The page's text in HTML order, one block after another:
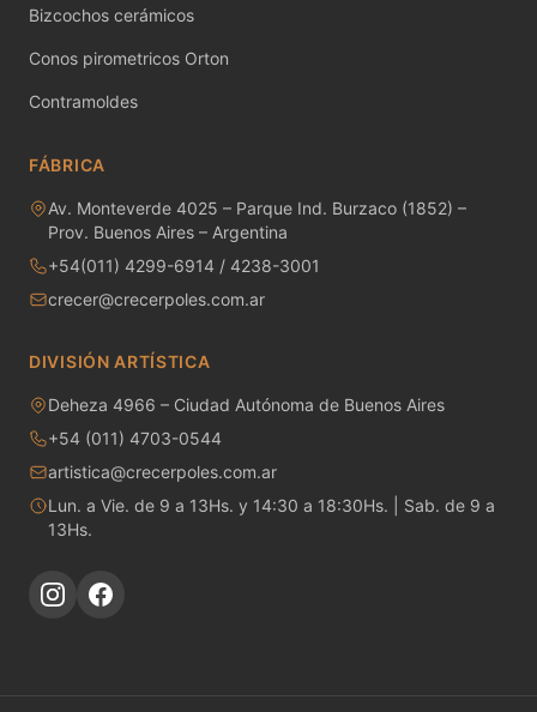
MAYCO NON FIRED COLOR
MAYCO RAPID ROLL
MAYCO SNOW GEMS
MAYCO SPECIALTY GLAZES
MAYCO SPECKLED STROKE & COAT
MAYCO STONEWARE GLAZES
MAYCO STROKE & COAT
Bizcochos cerámicos
Conos pirometricos Orton
Contramoldes
FÁBRICA
Av. Monteverde 4025 – Parque Ind. Burzaco (1852) –
Prov. Buenos Aires – Argentina
+54(011) 4299-6914 / 4238-3001
crecer@crecerpoles.com.ar
DIVISIÓN ARTÍSTICA
Deheza 4966 – Ciudad Autónoma de Buenos Aires
+54 (011) 4703-0544
artistica@crecerpoles.com.ar
Lun. a Vie. de 9 a 13Hs. y 14:30 a 18:30Hs. | Sab. de 9 a
13Hs.